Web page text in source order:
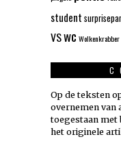
student
VSwc Wolkenkrabber
Op de teksten
overnemen van
toegestaan
het originele